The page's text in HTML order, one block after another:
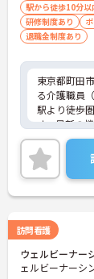
駅から徒歩10分以
研修制度あり
退職金制度あり
東京都町田
る介護職員
駅より徒歩
す。最新の
業務がしや
残業は月平
スを保ちな
ご興味のあ
に詳細をご
訪問看護
ウェルビーナー
ェルビーナーシ